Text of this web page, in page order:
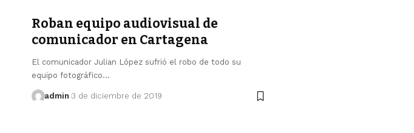
Roban equipo audiovisual de
comunicador en Cartagena
El comunicador Julian López sufrió el robo de todo su
equipo fotográfico…
admin 3 de diciembre de 2019